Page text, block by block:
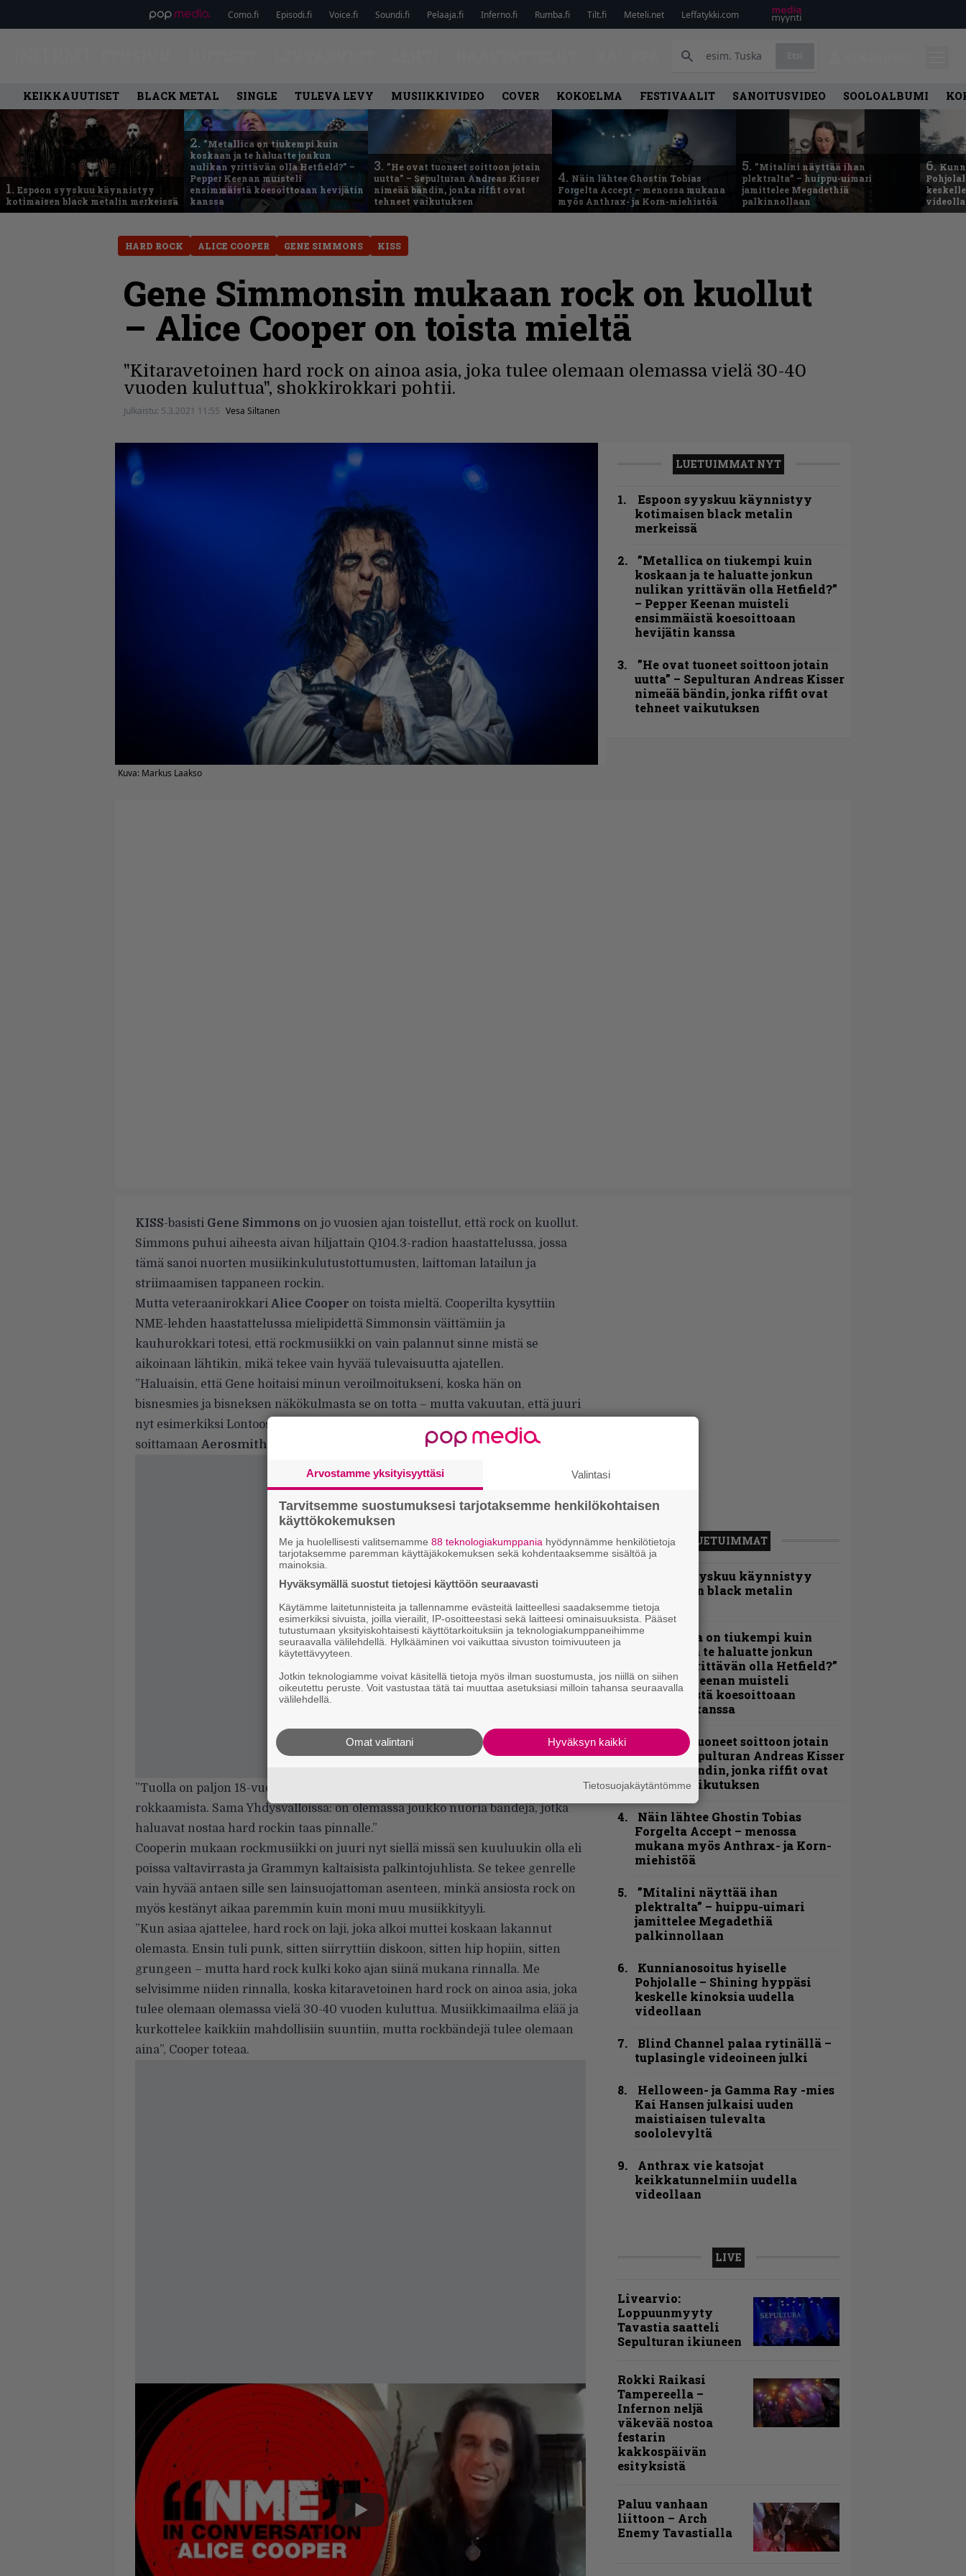
Como.fi Episodi.fi Voice.fi Soundi.fi Pelaaja.fi Inferno.fi Rumba.fi Tilt.fi Meteli.net Leffatykki.com
KEIKKAUUTISET BLACK METAL SINGLE TULEVA LEVY MUSIIKKIVIDEO COVER KOKOELMA FESTIVAALIT SANOITUSVIDEO SOOLOALBUMI
1. Espoon syyskuu käynnistyy
kotimaisen black metalin merkeissä
2. ”Metallica on tiukempi kuin
koskaan ja te haluatte jonkun
nulikan yrittävän olla Hetfield?” –
Pepper Keenan muisteli
ensimmäistä koesoittoaan hevijätin
kanssa
3. ”He ovat tuoneet soittoon jotain
uutta” – Sepulturan Andreas Kisser
nimeää bändin, jonka riffit ovat
tehneet vaikutuksen
4. Näin lähtee Ghostin Tobias
Forgelta Accept – menossa mukana
myös Anthrax- ja Korn-miehistöä
5. ”Mitalini näyttää ihan
plektralta” – huippu-uimari
jamittelee Megadethiä
palkinnollaan
6.
HARD ROCK ALICE COOPER GENE SIMMONS KISS
Gene Simmonsin mukaan rock on kuollut
– Alice Cooper on toista mieltä
"Kitaravetoinen hard rock on ainoa asia, joka tulee olemaan olemassa vielä 30-40
vuoden kuluttua", shokkirokkari pohtii.
Julkaistu: 5.3.2021 11:55 Vesa Siltanen
Kuva: Markus Laakso
LUETUIMMAT NYT
Espoon syyskuu käynnistyy
kotimaisen black metalin
merkeissä
”Metallica on tiukempi kuin
koskaan ja te haluatte jonkun
nulikan yrittävän olla Hetfield?”
– Pepper Keenan muisteli
ensimmäistä koesoittoaan
hevijätin kanssa
”He ovat tuoneet soittoon jotain
uutta” – Sepulturan Andreas Kisser
nimeää bändin, jonka riffit ovat
tehneet vaikutuksen
KISS-basisti Gene Simmons on jo vuosien ajan toistellut, että rock on kuollut.
Simmons puhui aiheesta aivan hiljattain Q104.3-radion haastattelussa, jossa
tämä sanoi nuorten musiikinkulutustottumusten, laittoman latailun ja
striimaamisen tappaneen rockin.
Mutta veteraanirokkari Alice Cooper on toista mieltä. Cooperilta kysyttiin
NME-lehden haastattelussa mielipidettä Simmonsin väittämiin ja
kauhurokkari totesi, että rockmusiikki on vain palannut sinne mistä se
aikoinaan lähtikin, mikä tekee vain hyvää tulevaisuutta ajatellen.
”Haluaisin, että Gene hoitaisi minun veroilmoitukseni, koska hän on
bisnesmies ja bisneksen näkökulmasta se on totta – mutta vakuutan, että juuri
nyt esimerkiksi Lontoossa jossain autotalleissa on nuoria, jotka opettelevat
soittamaan Aerosmithia ”, Cooper tuumaa.
”Tuolla on paljon 18-vuotiaita nuoria kitaroineen ja rumpuineen opettelemassa
rokkaamista. Sama Yhdysvalloissa: on olemassa joukko nuoria bändejä, jotka
haluavat nostaa hard rockin taas pinnalle.”
Cooperin mukaan rockmusiikki on juuri nyt siellä missä sen kuuluukin olla eli
poissa valtavirrasta ja Grammyn kaltaisista palkintojuhlista. Se tekee genrelle
vain hyvää antaen sille sen lainsuojattoman asenteen, minkä ansiosta rock on
myös kestänyt aikaa paremmin kuin moni muu musiikkityyli.
”Kun asiaa ajattelee, hard rock on laji, joka alkoi muttei koskaan lakannut
olemasta. Ensin tuli punk, sitten siirryttiin diskoon, sitten hip hopiin, sitten
grungeen – mutta hard rock kulki koko ajan siinä mukana rinnalla. Me
selvisimme niiden rinnalla, koska kitaravetoinen hard rock on ainoa asia, joka
tulee olemaan olemassa vielä 30-40 vuoden kuluttua. Musiikkimaailma elää ja
kurkottelee kaikkiin mahdollisiin suuntiin, mutta rockbändejä tulee olemaan
aina”, Cooper toteaa.
LUETUIMMAT
Espoon syyskuu käynnistyy
kotimaisen black metalin
merkeissä
”Metallica on tiukempi kuin
koskaan ja te haluatte jonkun
nulikan yrittävän olla Hetfield?”
– Pepper Keenan muisteli
ensimmäistä koesoittoaan
hevijätin kanssa
”He ovat tuoneet soittoon jotain
uutta” – Sepulturan Andreas Kisser
nimeää bändin, jonka riffit ovat
tehneet vaikutuksen
Näin lähtee Ghostin Tobias
Forgelta Accept – menossa
mukana myös Anthrax- ja Korn-
miehistöä
”Mitalini näyttää ihan
plektralta” – huippu-uimari
jamittelee Megadethiä
palkinnollaan
Kunnianosoitus hyiselle
Pohjolalle – Shining hyppäsi
keskelle kinoksia uudella
videollaan
Blind Channel palaa rytinällä –
tuplasingle videoineen julki
Helloween- ja Gamma Ray -mies
Kai Hansen julkaisi uuden
maistiaisen tulevalta
soololevyltä
Anthrax vie katsojat
keikkatunnelmiin uudella
videollaan
LIVE
Livearvio:
Loppuunmyyty
Tavastia saatteli
Sepulturan ikiuneen
Rokki Raikasi
Tampereella –
Infernon neljä
väkevää nostoa
festarin
kakkospäivän
esityksistä
Paluu vanhaan
liittoon – Arch
Enemy Tavastialla
Arvostamme yksityisyyttäsi Valintasi
Tarvitsemme suostumuksesi tarjotaksemme henkilökohtaisen
käyttökokemuksen
Me ja huolellisesti valitsemamme 88 teknologiakumppania hyödynnämme henkilötietoja
tarjotaksemme paremman käyttäjäkokemuksen sekä kohdentaaksemme sisältöä ja
mainoksia.
Hyväksymällä suostut tietojesi käyttöön seuraavasti
Käytämme laitetunnisteita ja tallennamme evästeitä laitteellesi saadaksemme tietoja
esimerkiksi sivuista, joilla vierailit, IP-osoitteestasi sekä laitteesi ominaisuuksista. Pääset
tutustumaan yksityiskohtaisesti käyttötarkoituksiin ja teknologiakumppaneihimme
seuraavalla välilehdellä. Hylkääminen voi vaikuttaa sivuston toimivuuteen ja
käytettävyyteen.
Jotkin teknologiamme voivat käsitellä tietoja myös ilman suostumusta, jos niillä on siihen
oikeutettu peruste. Voit vastustaa tätä tai muuttaa asetuksiasi milloin tahansa seuraavalla
välilehdellä.
Hyväksyn kaikki
Omat valintani
Tietosuojakäytäntömme